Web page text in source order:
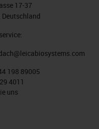
17-37
Deutschland
198 89005
4011
uns